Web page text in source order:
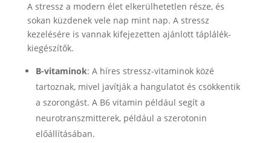
A stressz a modern élet elkerülhetetlen része, és
sokan küzdenek vele nap mint nap. A stressz
kezelésére is vannak kifejezetten ajánlott táplálék-
kiegészítők.
B-vitaminok: A híres stressz-vitaminok közé
tartoznak, mivel javítják a hangulatot és csökkentik
a szorongást. A B6 vitamin például segít a
neurotranszmitterek, például a szerotonin
előállításában.